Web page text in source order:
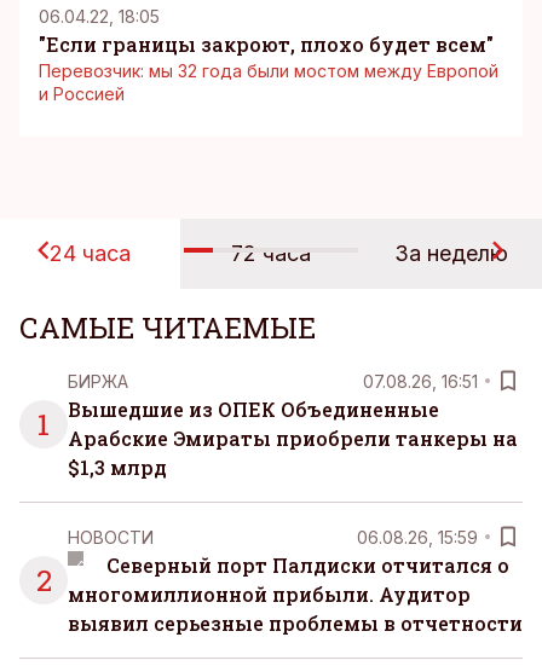
06.04.22, 18:05
"Если границы закроют, плохо будет всем"
Перевозчик: мы 32 года были мостом между Европой
и Россией
24 часа 72 часа За неделю
САМЫЕ ЧИТАЕМЫЕ
1
БИРЖА 07.08.26, 16:51
Вышедшие из ОПЕК Объединенные
Арабские Эмираты приобрели танкеры на
$1,3 млрд
2
НОВОСТИ 06.08.26, 15:59
Северный порт Палдиски отчитался о
многомиллионной прибыли. Аудитор
выявил серьезные проблемы в отчетности